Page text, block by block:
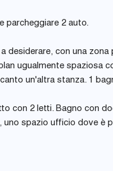
parcheggiare 2 auto.
a desiderare, con una
ugualmente spaziosa
un'altra stanza. 1
con 2 letti. Bagno con
uno spazio ufficio dove